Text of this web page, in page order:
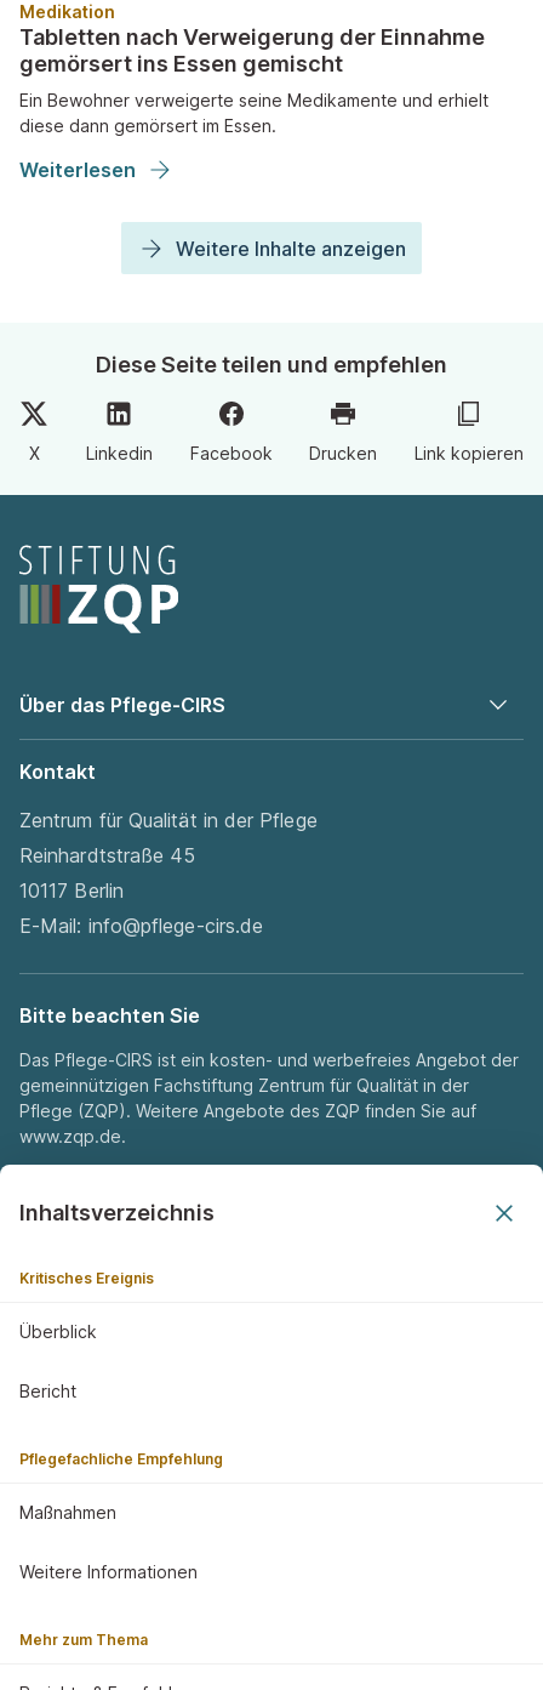
Inhaltsverzeichnis
Kritisches Ereignis
Überblick
Bericht
Pflegefachliche Empfehlung
Maßnahmen
Weitere Informationen
Mehr zum Thema
Medikation
Tabletten nach Verweigerung der Einnahme
gemörsert ins Essen gemischt
Ein Bewohner verweigerte seine Medikamente und erhielt
diese dann gemörsert im Essen.
Weiterlesen
Weitere Inhalte anzeigen
Diese Seite teilen und empfehlen
X Linkedin Facebook Drucken Link kopieren
Seitenfooter
Über das Pflege-CIRS
Kontakt
Zentrum für Qualität in der Pflege
Reinhardtstraße 45
10117 Berlin
E-Mail: info@pflege-cirs.de
Bitte beachten Sie
Das Pflege-CIRS ist ein kosten- und werbefreies Angebot der
gemeinnützigen Fachstiftung Zentrum für Qualität in der
Pflege (ZQP). Weitere Angebote des ZQP finden Sie auf
www.zqp.de.
Auszeichnung
Folgen Sie uns: